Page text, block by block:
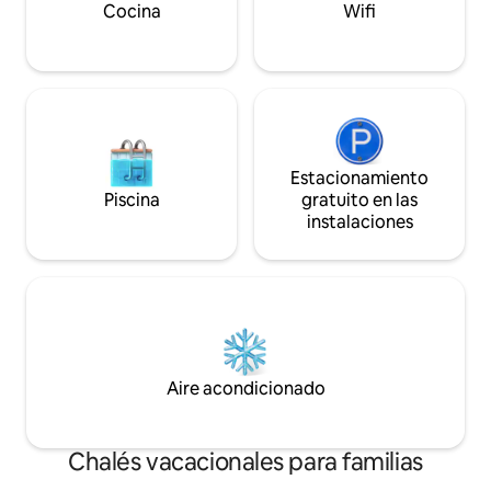
biblioteca • sauna • Baño escandinavo al
Cocina Wifi
Piscina
Estacionamiento
gratuito en las
instalaciones
Aire acondicionado
Chalés vacacionales para familias